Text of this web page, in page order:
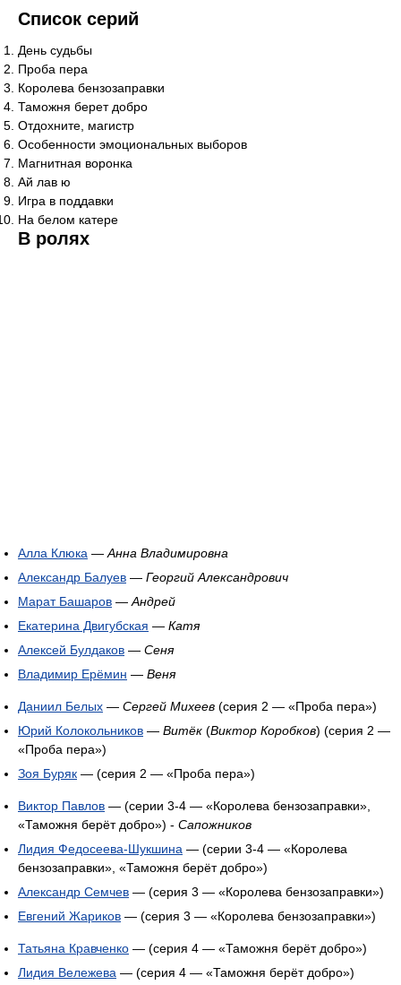
Список серий
День судьбы
Проба пера
Королева бензозаправки
Таможня берет добро
Отдохните, магистр
Особенности эмоциональных выборов
Магнитная воронка
Ай лав ю
Игра в поддавки
На белом катере
В ролях
Алла Клюка — Анна Владимировна
Александр Балуев — Георгий Александрович
Марат Башаров — Андрей
Екатерина Двигубская — Катя
Алексей Булдаков — Сеня
Владимир Ерёмин — Веня
Даниил Белых — Сергей Михеев (серия 2 — «Проба пера»)
Юрий Колокольников — Витёк (Виктор Коробков) (серия 2 —
«Проба пера»)
Зоя Буряк — (серия 2 — «Проба пера»)
Виктор Павлов — (cерии 3-4 — «Королева бензозаправки»,
«Таможня берёт добро») - Сапожников
Лидия Федосеева-Шукшина — (cерии 3-4 — «Королева
бензозаправки», «Таможня берёт добро»)
Александр Семчев — (серия 3 — «Королева бензозаправки»)
Евгений Жариков — (серия 3 — «Королева бензозаправки»)
Татьяна Кравченко — (cерия 4 — «Таможня берёт добро»)
Лидия Вележева — (cерия 4 — «Таможня берёт добро»)